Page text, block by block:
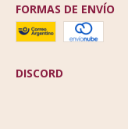
FORMAS DE ENVÍO
DISCORD